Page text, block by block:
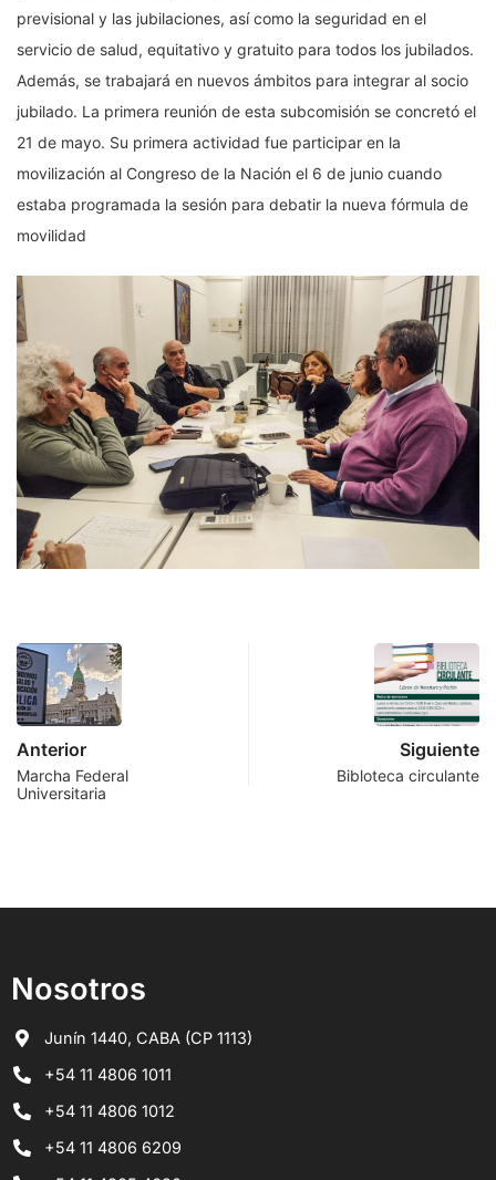
previsional y las jubilaciones, así como la seguridad en el
servicio de salud, equitativo y gratuito para todos los jubilados.
Además, se trabajará en nuevos ámbitos para integrar al socio
jubilado. La primera reunión de esta subcomisión se concretó el
21 de mayo. Su primera actividad fue participar en la
movilización al Congreso de la Nación el 6 de junio cuando
estaba programada la sesión para debatir la nueva fórmula de
movilidad
Anterior
Marcha Federal
Universitaria
Siguiente
Bibloteca circulante
Nosotros
Junín 1440, CABA (CP 1113)
+54 11 4806 1011
+54 11 4806 1012
+54 11 4806 6209